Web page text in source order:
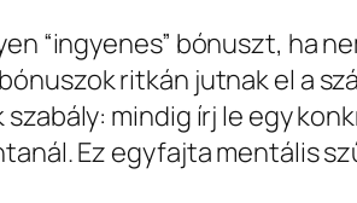
“ingyenes” bónuszt, ha
ritkán jutnak el a
mindig írj le egy
Ez egyfajta mentális